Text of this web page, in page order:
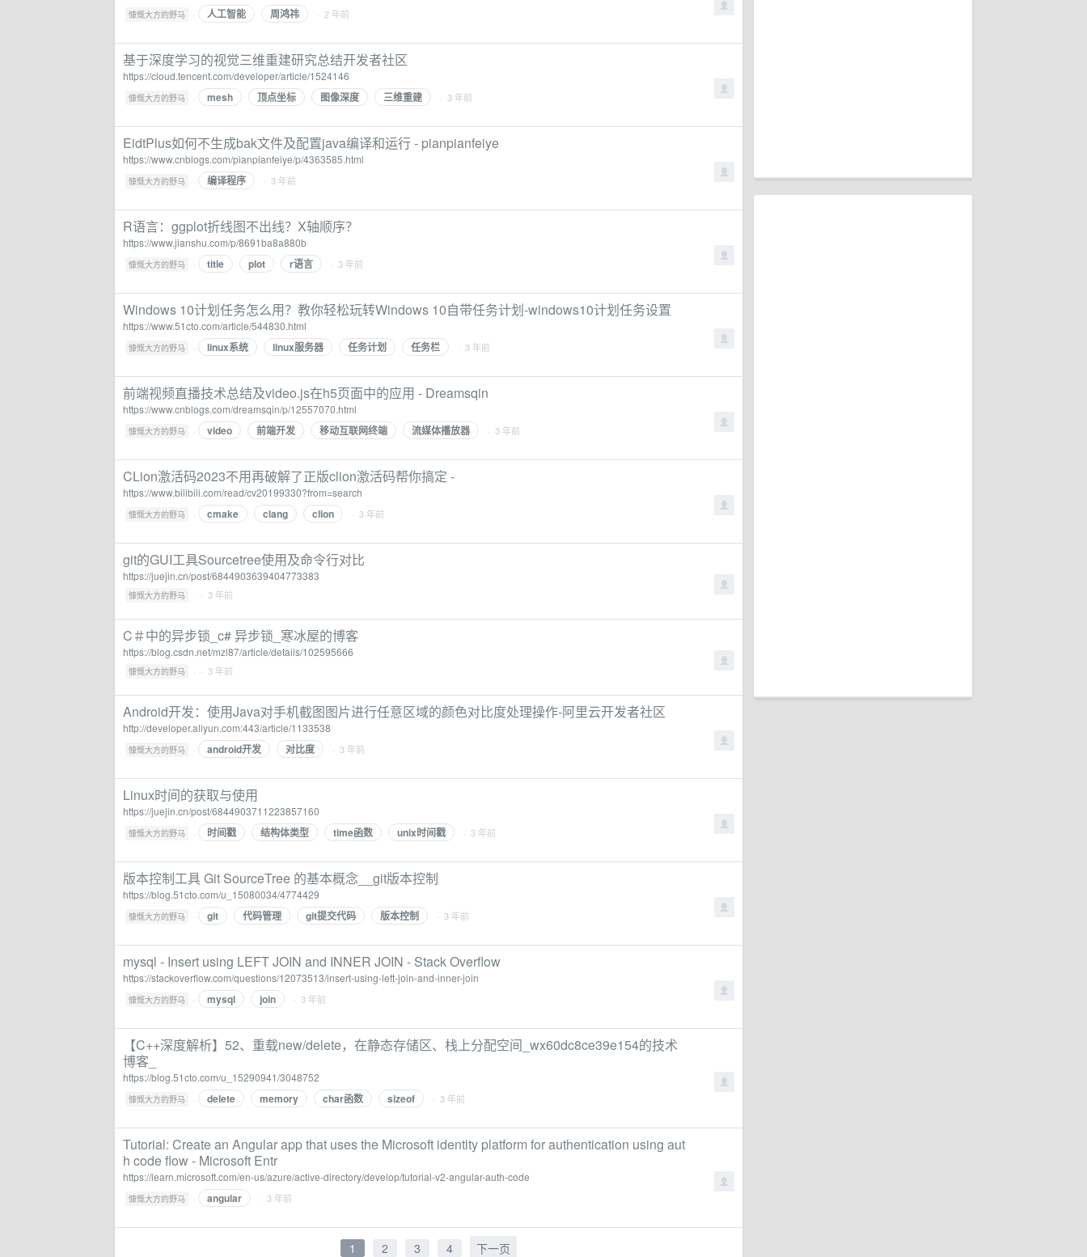
慷慨大方的野马 · 人工智能 周鸿祎 · 2 年前
基于深度学习的视觉三维重建研究总结开发者社区
https://cloud.tencent.com/developer/article/1524146
慷慨大方的野马 · mesh 顶点坐标 图像深度 三维重建 · 3 年前
EidtPlus如何不生成bak文件及配置java编译和运行 - pianpianfeiye
https://www.cnblogs.com/pianpianfeiye/p/4363585.html
慷慨大方的野马 · 编译程序 · 3 年前
R语言：ggplot折线图不出线？X轴顺序？
https://www.jianshu.com/p/8691ba8a880b
慷慨大方的野马 · title plot r语言 · 3 年前
Windows 10计划任务怎么用？教你轻松玩转Windows 10自带任务计划-windows10计划任务设置
https://www.51cto.com/article/544830.html
慷慨大方的野马 · linux系统 linux服务器 任务计划 任务栏 · 3 年前
前端视频直播技术总结及video.js在h5页面中的应用 - Dreamsqin
https://www.cnblogs.com/dreamsqin/p/12557070.html
慷慨大方的野马 · video 前端开发 移动互联网终端 流媒体播放器 · 3 年前
CLion激活码2023不用再破解了正版clion激活码帮你搞定 -
https://www.bilibili.com/read/cv20199330?from=search
慷慨大方的野马 · cmake clang clion · 3 年前
git的GUI工具Sourcetree使用及命令行对比
https://juejin.cn/post/6844903639404773383
慷慨大方的野马 · · 3 年前
C＃中的异步锁_c# 异步锁_寒冰屋的博客
https://blog.csdn.net/mzl87/article/details/102595666
慷慨大方的野马 · · 3 年前
Android开发：使用Java对手机截图图片进行任意区域的颜色对比度处理操作-阿里云开发者社区
http://developer.aliyun.com:443/article/1133538
慷慨大方的野马 · android开发 对比度 · 3 年前
Linux时间的获取与使用
https://juejin.cn/post/6844903711223857160
慷慨大方的野马 · 时间戳 结构体类型 time函数 unix时间戳 · 3 年前
版本控制工具 Git SourceTree 的基本概念__git版本控制
https://blog.51cto.com/u_15080034/4774429
慷慨大方的野马 · git 代码管理 git提交代码 版本控制 · 3 年前
mysql - Insert using LEFT JOIN and INNER JOIN - Stack Overflow
https://stackoverflow.com/questions/12073513/insert-using-left-join-and-inner-join
慷慨大方的野马 · mysql join · 3 年前
【C++深度解析】52、重载new/delete，在静态存储区、栈上分配空间_wx60dc8ce39e154的技术
博客_
https://blog.51cto.com/u_15290941/3048752
慷慨大方的野马 · delete memory char函数 sizeof · 3 年前
Tutorial: Create an Angular app that uses the Microsoft identity platform for authentication using aut
h code flow - Microsoft Entr
https://learn.microsoft.com/en-us/azure/active-directory/develop/tutorial-v2-angular-auth-code
慷慨大方的野马 · angular · 3 年前
1 2 3 4 下一页